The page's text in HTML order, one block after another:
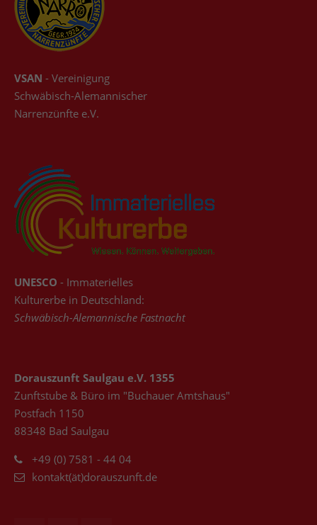
VSAN - Vereinigung
Schwäbisch-Alemannischer
Narrenzünfte e.V.
UNESCO - Immaterielles
Kulturerbe in Deutschland:
Schwäbisch-Alemannische Fastnacht
Dorauszunft Saulgau e.V. 1355
Zunftstube & Büro im "Buchauer Amtshaus"
Postfach 1150
88348 Bad Saulgau
+49 (0) 7581 - 44 04
kontakt(ät)dorauszunft.de